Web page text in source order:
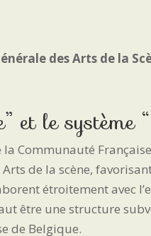
des Arts de la
et le système
Communauté
de la scène,
étroitement avec
être une structure
de Belgique.